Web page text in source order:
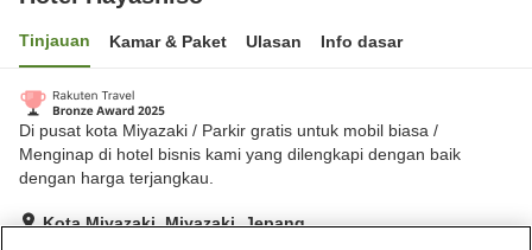
Tinjauan Kamar & Paket Ulasan Info dasar
Di pusat kota Miyazaki / Parkir gratis untuk mobil biasa /
Menginap di hotel bisnis kami yang dilengkapi dengan baik
dengan harga terjangkau.
Kota Miyazaki, Miyazaki, Jepang